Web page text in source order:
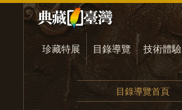
珍藏特展 目錄導覽 技術體驗
目錄導覽首頁